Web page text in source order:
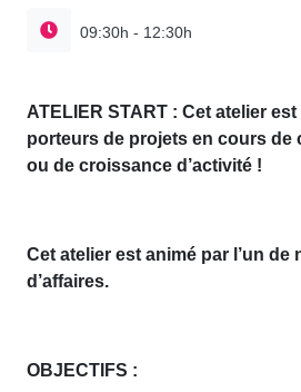
09:30h - 12:30h
ATELIER START : Cet atelier
porteurs de projets en cours
ou de croissance d’activité !
Cet atelier est animé par l’un
d’affaires.
OBJECTIFS :